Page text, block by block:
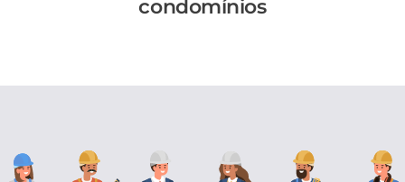
condomínios